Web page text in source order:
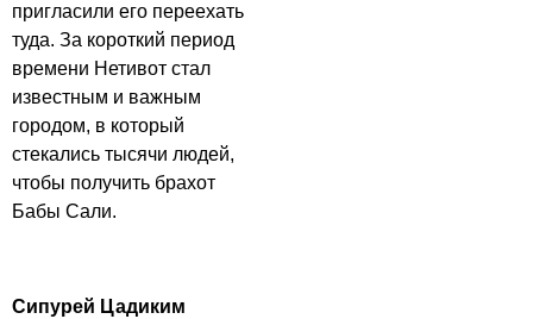
пригласили его переехать
туда. За короткий период
времени Нетивот стал
известным и важным
городом, в который
стекались тысячи людей,
чтобы получить брахот
Бабы Сали.
Сипурей Цадиким